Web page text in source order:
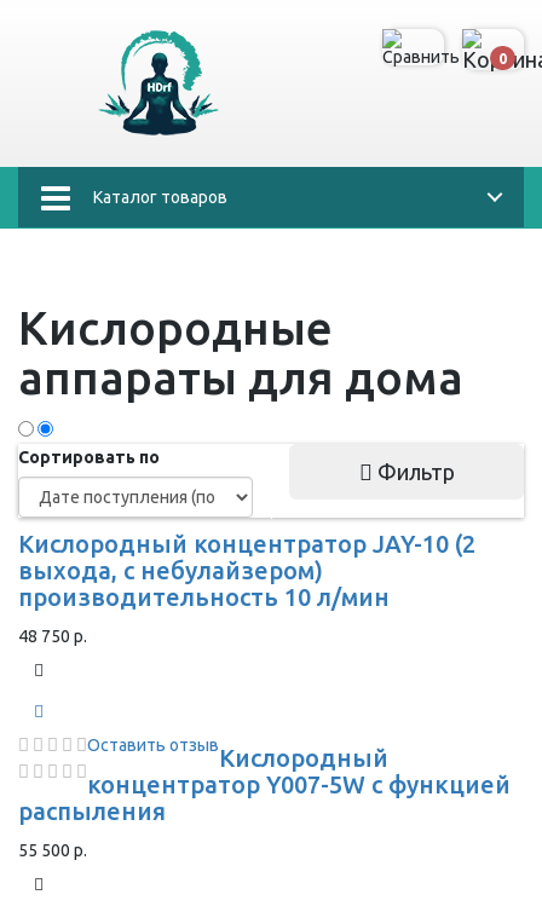
0
Каталог товаров
Кислородные
аппараты для дома
Сортировать по
Фильтр
Кислородный концентратор JAY-10 (2
выхода, с небулайзером)
производительность 10 л/мин
48 750 р.
Оставить отзывКислородный
концентратор Y007-5W с функцией
распыления
55 500 р.